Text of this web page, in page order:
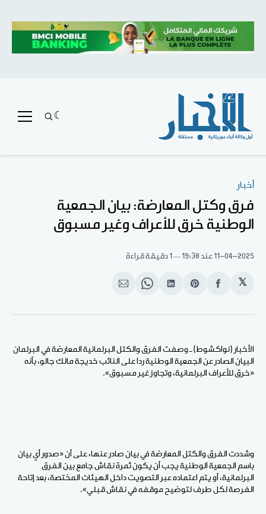
أخبار
فرق وكتل المعارضة: بيان الجمعية
الوطنية خرق للأعراف وغير مسبوق
11-04-2025 عند 19:38 1 دقيقة قراءة
𝕏
انشر
الفيسبوك
Share
Pinterest
انشر
لينكد
Share
WhatsApp
انشر
الإيميل
الأخبار (نواكشوط) ـ وصفت الفرق والكتل البرلمانية المعارضة في البرلمان
البيان الصادر عن الجمعية الوطنية ردا على النائب خديجة مالك جالو، بأنه
«خرق للأعراف البرلمانية، وتجاوز غير مسبوق».
وشددت الفرق والكتل المعارضة في بيان صادر عنها، على أن «صدور أي بيان
باسم الجمعية الوطنية يجب أن يكون ثمرة نقاش جامع بين الفرق
البرلمانية، أو يتم اعتماده عبر التصويت داخل الهيئات المختصة، بعد إتاحة
الفرصة لكل طرف لتوضيح موقفه في نقاش قبلي».